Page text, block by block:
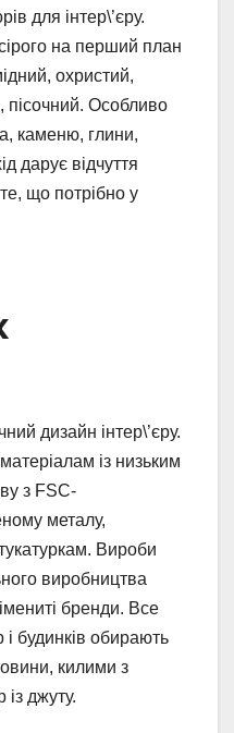
для інтер\’єру.
на перший план
охристий,
пісочний. Особливо
каменю, глини,
дарує відчуття
що потрібно у
дизайн інтер\’єру.
із низьким
з FSC-
металу,
Вироби
виробництва
бренди. Все
і будинків обирають
килими з
із джуту.